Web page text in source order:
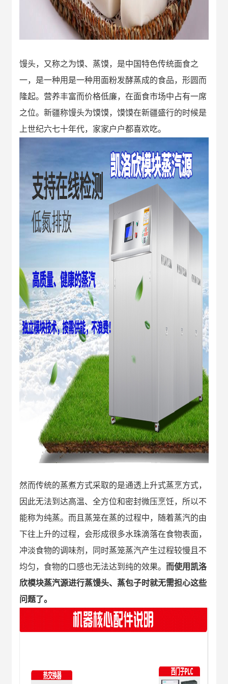
馒头，又称之为馍、蒸馍，是中国特色传统面食之
一，是一种用 是一种用面粉发酵蒸成的食品，形圆而
隆起。营养丰富而价格低廉，在面食市场中占有一席
之位。新疆称馒头为馍馍，馍馍在新疆盛行的时候是
上世纪六七十年代，家家户户都喜欢吃。
然而传统的蒸煮方式采取的是通透上升式蒸烹方式，
因此无法到达高温、全方位和密封微压烹饪，所以不
能称为纯蒸。而且蒸笼在蒸的过程中，随着蒸汽的由
下往上升的过程，会形成很多水珠滴落在食物表面，
冲淡食物的调味剂，同时蒸笼蒸汽产生过程较慢且不
均匀，食物的口感也无法达到纯的效果。 而使用 凯洛
欣模块蒸汽源进行蒸馒头、蒸包子时就无需担心这些
问题了。